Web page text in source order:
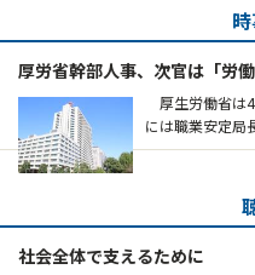
厚労省幹部人事、次官は「労
厚生労働省は
には職業安定局
社会全体で支えるために